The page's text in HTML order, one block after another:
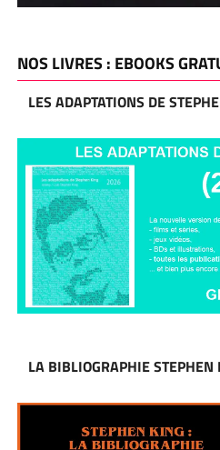
NOS LIVRES : EBOOKS
LES ADAPTATIONS DE
LA BIBLIOGRAPHIE STEPHEN